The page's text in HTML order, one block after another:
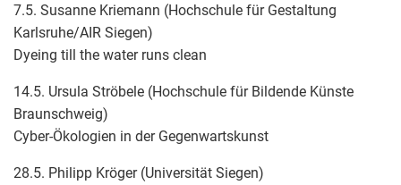
7.5. Susanne Kriemann (Hochschule für Gestaltung
Karlsruhe/AIR Siegen)
Dyeing till the water runs clean
14.5. Ursula Ströbele (Hochschule für Bildende Künste
Braunschweig)
Cyber-Ökologien in der Gegenwartskunst
28.5. Philipp Kröger (Universität Siegen)